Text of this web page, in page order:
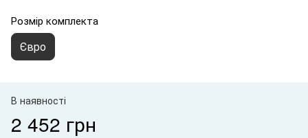
Розмір комплекта
Євро
В наявності
2 452 грн